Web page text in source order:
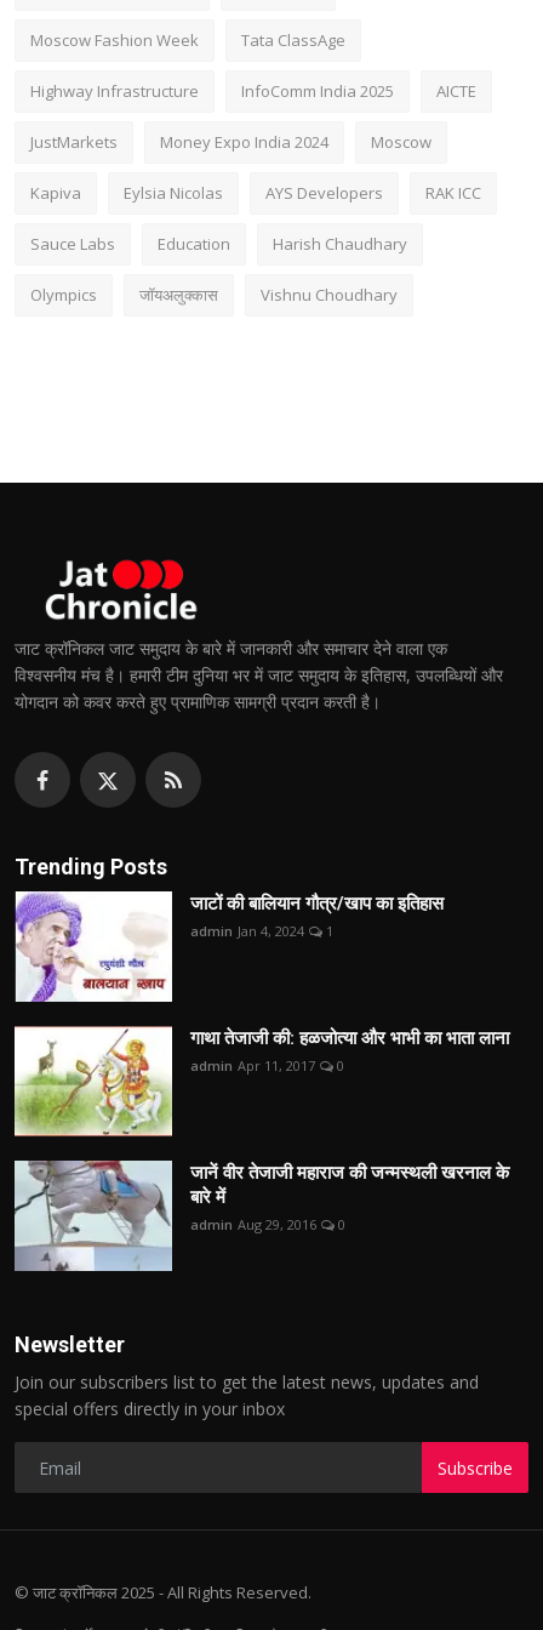
Moscow Fashion Week Tata ClassAge
Highway Infrastructure InfoComm India 2025 AICTE
JustMarkets Money Expo India 2024 Moscow
Kapiva Eylsia Nicolas AYS Developers RAK ICC
Sauce Labs Education Harish Chaudhary
Olympics जॉयअलुक्कास Vishnu Choudhary
जाट क्रॉनिकल जाट समुदाय के बारे में जानकारी और समाचार देने वाला एक
विश्वसनीय मंच है। हमारी टीम दुनिया भर में जाट समुदाय के इतिहास, उपलब्धियों और
योगदान को कवर करते हुए प्रामाणिक सामग्री प्रदान करती है।
Trending Posts
जाटों की बालियान गौत्र/खाप का इतिहास
admin Jan 4, 2024 1
गाथा तेजाजी की: हळजोत्या और भाभी का भाता लाना
admin Apr 11, 2017 0
जानें वीर तेजाजी महाराज की जन्मस्थली खरनाल के
बारे में
admin Aug 29, 2016 0
Newsletter
Join our subscribers list to get the latest news, updates and
special offers directly in your inbox
Subscribe
© जाट क्रॉनिकल 2025 - All Rights Reserved.